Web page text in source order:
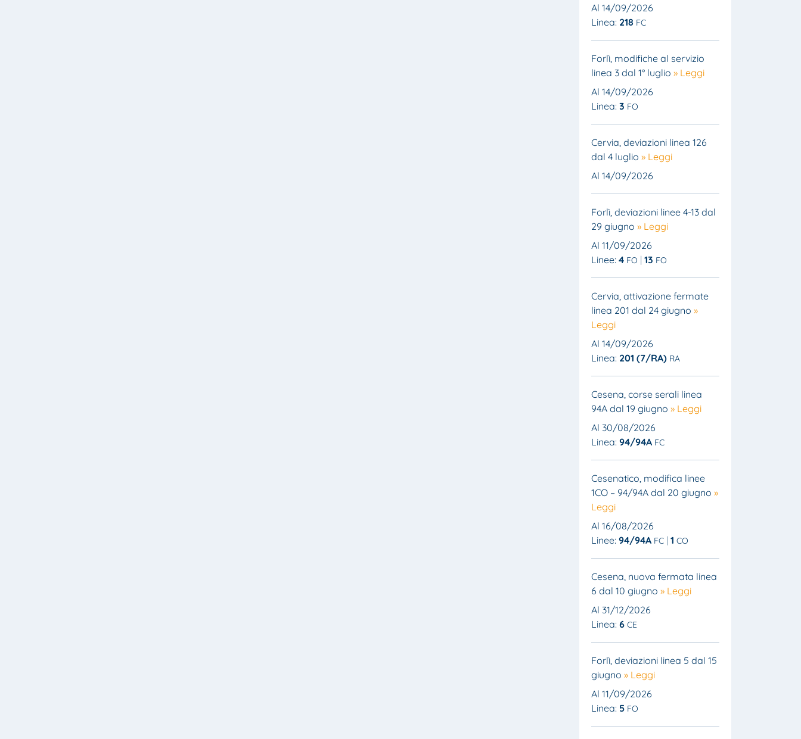
Al 14/09/2026
Linea: 218 FC
Forlì, modifiche al servizio
linea 3 dal 1° luglio » Leggi
Al 14/09/2026
Linea: 3 FO
Cervia, deviazioni linea 126
dal 4 luglio » Leggi
Al 14/09/2026
Forlì, deviazioni linee 4-13 dal
29 giugno » Leggi
Al 11/09/2026
Linee: 4 FO 13 FO
Cervia, attivazione fermate
linea 201 dal 24 giugno »
Leggi
Al 14/09/2026
Linea: 201 (7/RA) RA
Cesena, corse serali linea
94A dal 19 giugno » Leggi
Al 30/08/2026
Linea: 94/94A FC
Cesenatico, modifica linee
1CO – 94/94A dal 20 giugno »
Leggi
Al 16/08/2026
Linee: 94/94A FC 1 CO
Cesena, nuova fermata linea
6 dal 10 giugno » Leggi
Al 31/12/2026
Linea: 6 CE
Forlì, deviazioni linea 5 dal 15
giugno » Leggi
Al 11/09/2026
Linea: 5 FO